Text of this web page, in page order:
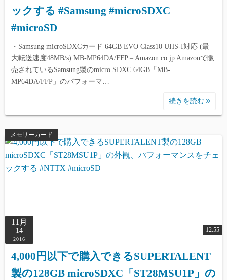
ックする #Samsung #microSDXC
#microSD
・Samsung microSDXCカード 64GB EVO Class10 UHS-I対応 (最
大転送速度48MB/s) MB-MP64DA/FFP – Amazon.co.jp Amazonで販
売されているSamsung製のmicro SDXC 64GB「MB-
MP64DA/FFP」のパフォーマ…
続きを読む
メモリーカード
11月
14
2016
12:55
4,000円以下で購入できるSUPERTALENT
製の128GB microSDXC「ST28MSU1P」の